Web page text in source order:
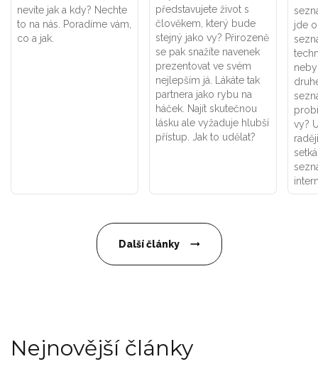
nevíte jak a kdy? Nechte
to na nás. Poradíme vám,
co a jak.
představujete život s
člověkem, který bude
stejný jako vy? Přirozeně
se pak snažíte navenek
prezentovat ve svém
nejlepším já. Lákáte tak
partnera jako rybu na
háček. Najít skutečnou
lásku ale vyžaduje hlubší
přístup. Jak to udělat?
jde
vy?
Další články
Nejnovější články